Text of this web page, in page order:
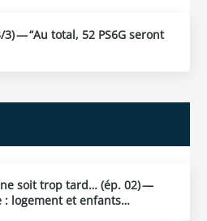
​3) — “Au total, 52 PS6G seront
ne soit trop tard… (ép. 02) —
: logement et enfants…